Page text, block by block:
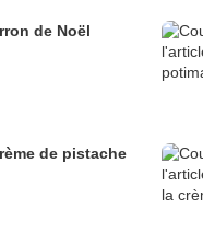
de Noël
de pistache